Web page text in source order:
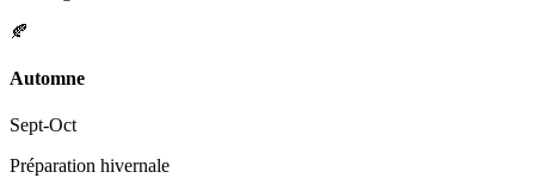
🍂
Automne
Sept-Oct
Préparation hivernale